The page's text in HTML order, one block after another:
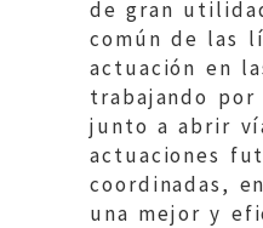
de gran
común de las
actuación en
trabajando
junto a abrir
actuaciones
coordinadas,
una mejor y